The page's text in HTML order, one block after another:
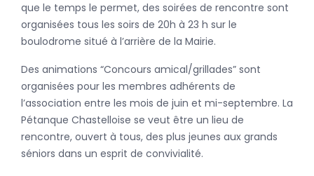
que le temps le permet, des soirées de rencontre sont
organisées tous les soirs de 20h à 23 h sur le
boulodrome situé à l’arrière de la Mairie.
Des animations “Concours amical/grillades” sont
organisées pour les membres adhérents de
l’association entre les mois de juin et mi-septembre. La
Pétanque Chastelloise se veut être un lieu de
rencontre, ouvert à tous, des plus jeunes aux grands
séniors dans un esprit de convivialité.